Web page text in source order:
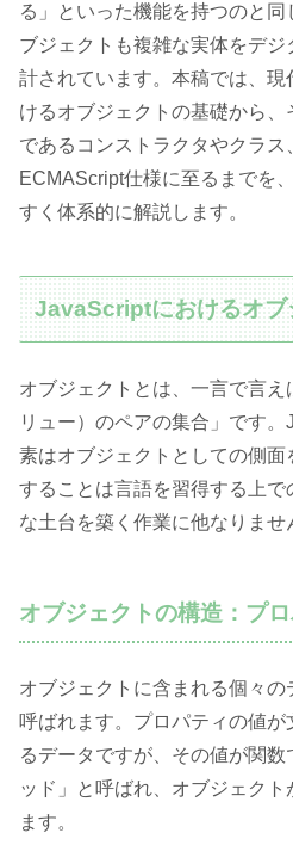
る」といった機能を持つのと
ブジェクトも複雑な実体をデ
計されています。本稿では、
けるオブジェクトの基礎から
であるコンストラクタやクラス
ECMAScript仕様に至るまでを
すく体系的に解説します。
JavaScriptにおけるオブ
オブジェクトとは、一言で言
リュー）のペアの集合」です
素はオブジェクトとしての側
することは言語を習得する上
な土台を築く作業に他なりませ
オブジェクトの構造：プ
オブジェクトに含まれる個々の
呼ばれます。プロパティの値
るデータですが、その値が関
ッド」と呼ばれ、オブジェク
ます。